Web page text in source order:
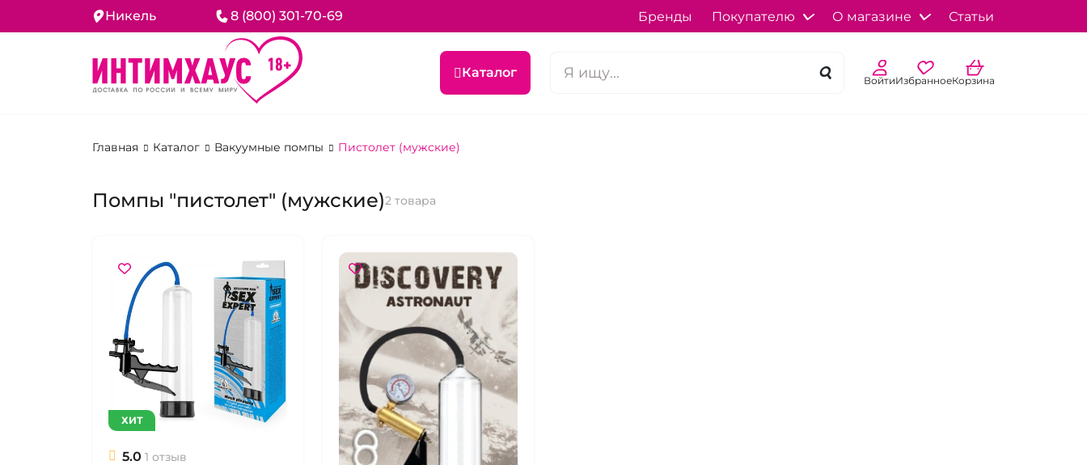
Никель 8 (800) 301-70-69 Бренды Покупателю О магазине Статьи
Каталог ВойтиИзбранноеКорзина
Главная Каталог Вакуумные помпы Пистолет (мужские)
Помпы "пистолет" (мужские)2 товара
ХИТ
5.0 1 отзыв